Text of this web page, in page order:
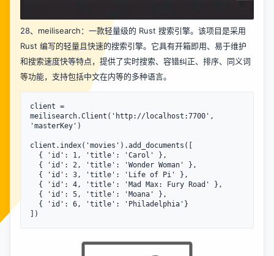
28、 meilisearch：一款轻量级的 Rust 搜索引擎。该项目是采用
Rust 编写的轻量且快速的搜索引擎。它具有开箱即用、易于维护
和搜索速度快等特点，提供了实时搜索、容错纠正、排序、同义词
等功能，支持包括中文在内等的多种语言。
client =
meilisearch.Client('http://localhost:7700',
'masterKey')
client.index('movies').add_documents([